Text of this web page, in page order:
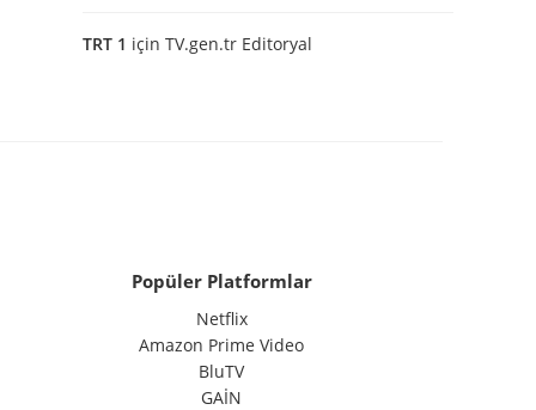
TRT 1 için TV.gen.tr Editoryal
Popüler Platformlar
Netflix
Amazon Prime Video
BluTV
GAİN